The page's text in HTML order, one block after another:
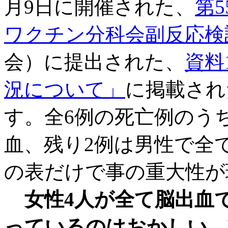
月9日に開催された、 第
ワクチン分科会副反応
会）に提出された、 資
況について」 に掲載さ
す。全6例の死亡例のう
血 、残り 2例は男性で全
の表だけで事の重大性
女性4人が全て脳出血